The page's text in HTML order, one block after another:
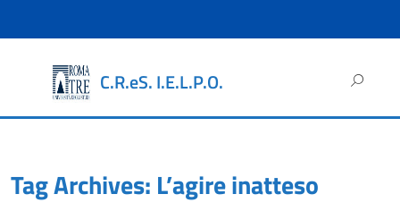
C.R.eS. I.E.L.P.O.
per:
Tag Archives: L’agire inatteso